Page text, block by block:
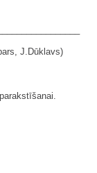
J.Dūklavs)